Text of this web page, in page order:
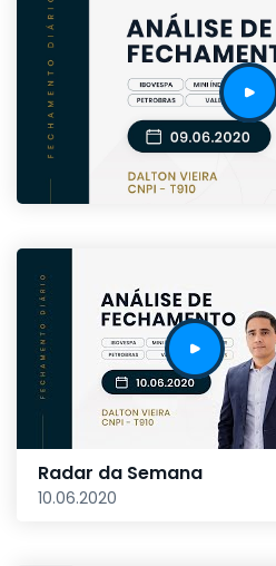
Radar da Semana
10.06.2020